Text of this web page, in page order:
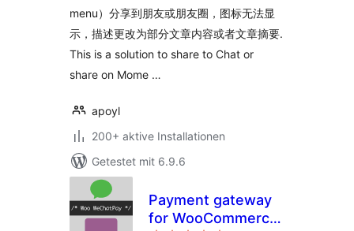
menu）分享到朋友或朋友圈，图标无法显
示，描述更改为部分文章内容或者文章摘要.
This is a solution to share to Chat or
share on Mome …
apoyl
200+ aktive Installationen
Getestet mit 6.9.6
Payment gateway
for WooCommerce